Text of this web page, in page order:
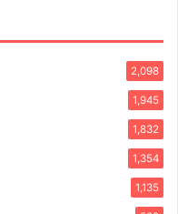
2,098
1,945
1,832
1,354
1,135